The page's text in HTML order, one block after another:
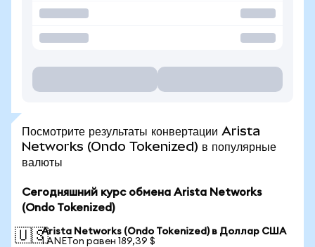
Посмотрите результаты конвертации Arista
Networks (Ondo Tokenized) в популярные
валюты
Сегодняшний курс обмена Arista Networks
(Ondo Tokenized)
🇺🇸Arista Networks (Ondo Tokenized) в Доллар США
1 ANETon равен 189,39 $